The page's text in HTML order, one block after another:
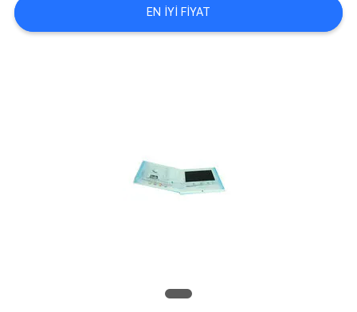
SITE
EN IYI FIYAT